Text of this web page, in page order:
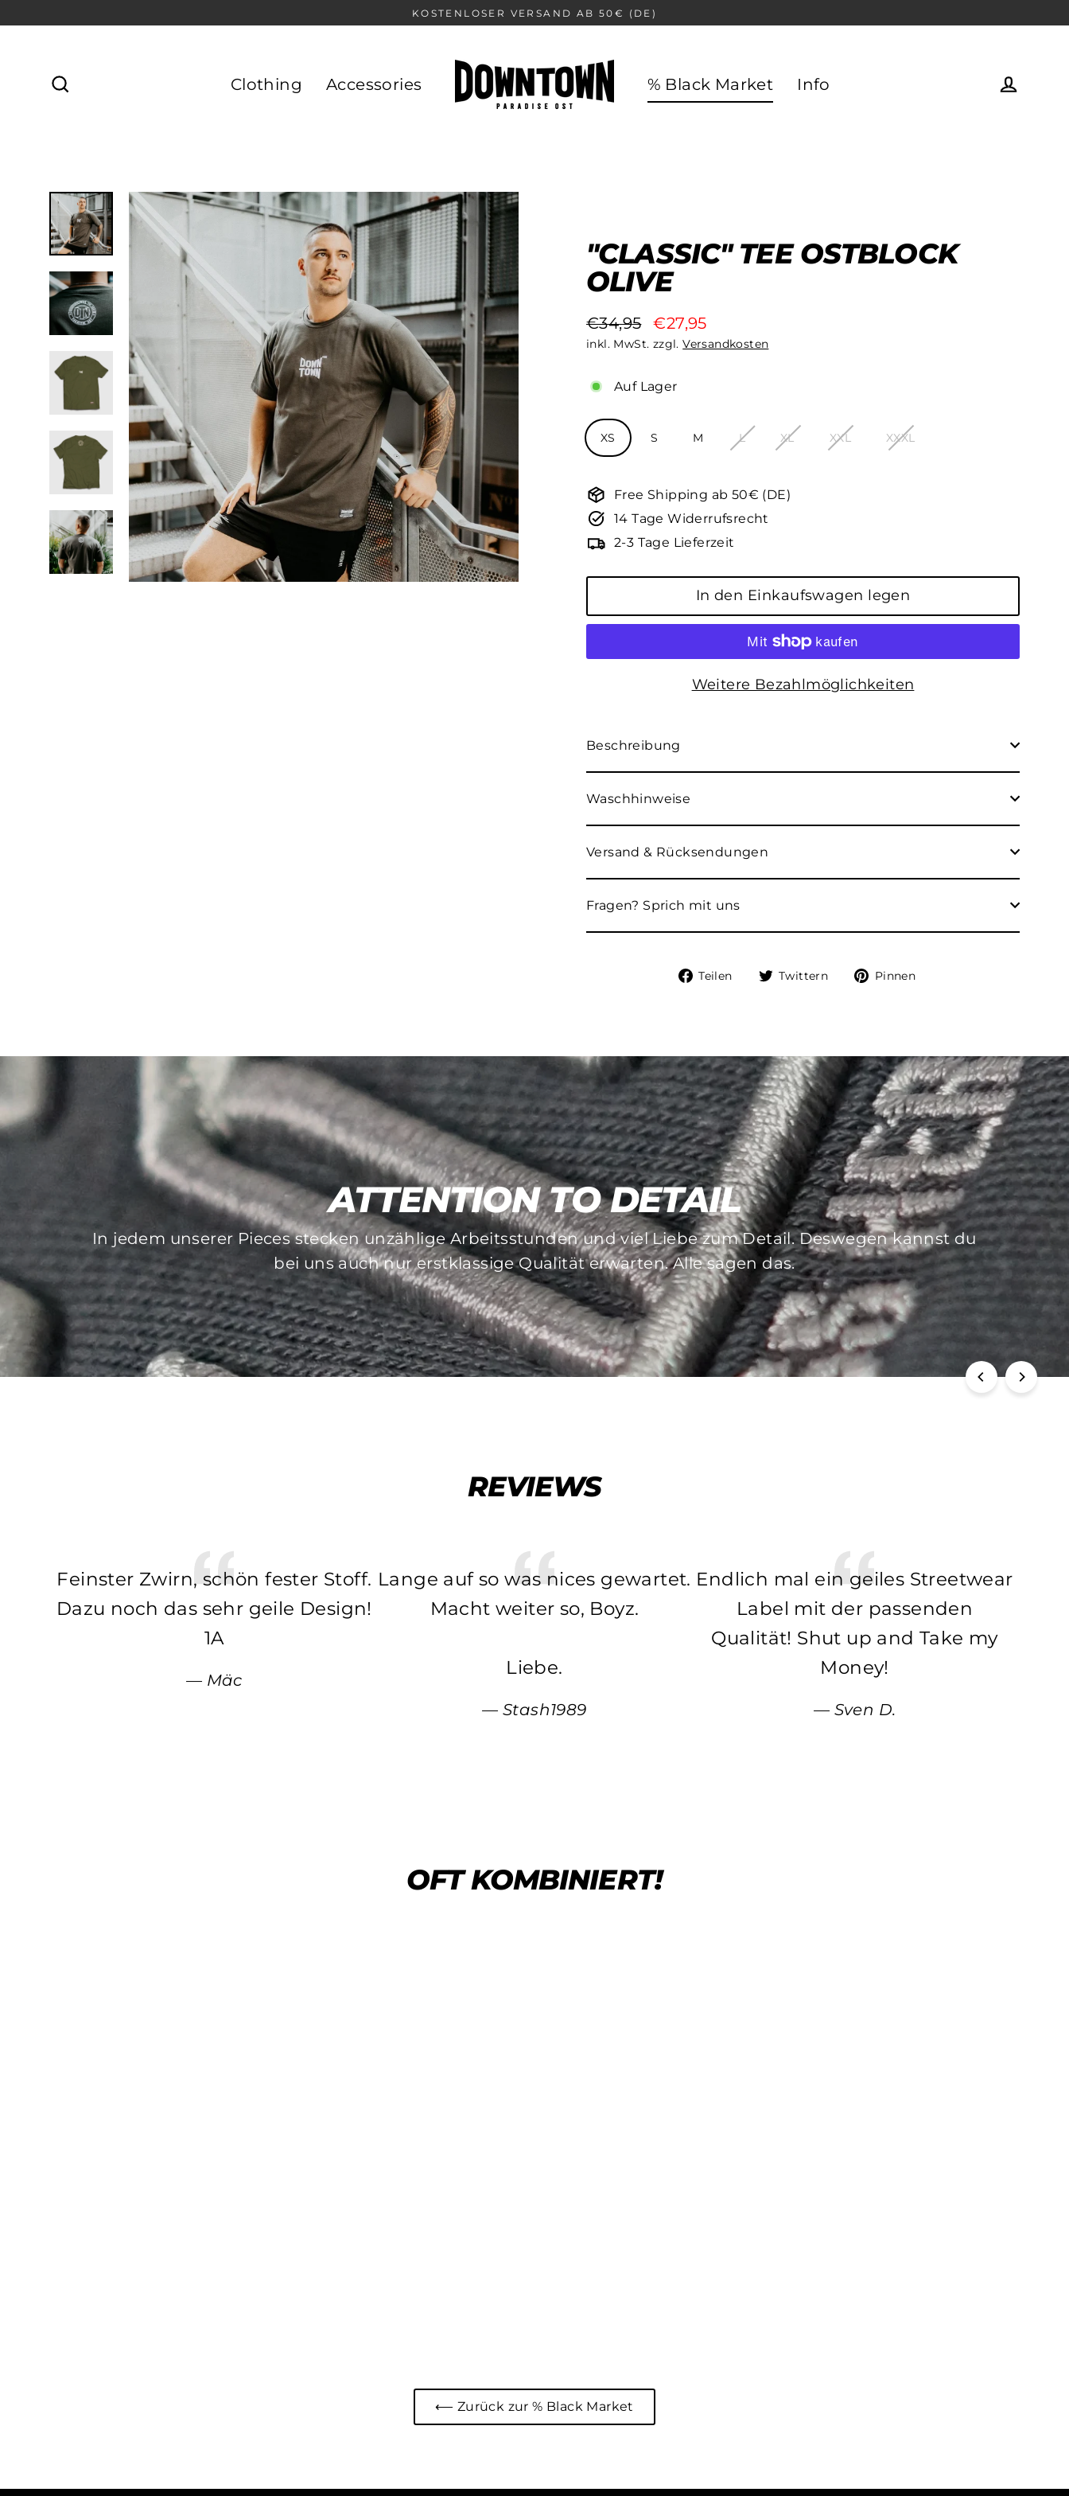
zum
KOSTENLOSER VERSAND AB 50€ (DE)
Clothing Accessories % Black Market
Info
"CLASSIC" TEE OSTBLOCK
OLIVE
Normaler
Preis
€34,95
Sonderpreis
€27,95
inkl. MwSt. zzgl.Versandkosten
Auf Lager
Größe
XS S M L XL XXL XXXL
Free Shipping ab 50€ (DE)
14 Tage Widerrufsrecht
2-3 Tage Lieferzeit
In den Einkaufswagen legen
Weitere Bezahlmöglichkeiten
Beschreibung
Waschhinweise
Versand & Rücksendungen
Fragen? Sprich mit uns
Teilen
Auf
Twittern
Auf
Pinnen
ATTENTION TO DETAIL
In jedem unserer Pieces stecken unzählige Arbeitsstunden und viel Liebe zum Detail. Deswegen kannst du
bei uns auch nur erstklassige Qualität erwarten. Alle sagen das.
MADE TO LAST
Bei der Auswahl unserer Druck- und Stickverfahren achten wir besonders auf die Langlebigkeit dieser. Sich
auflösende Pieces gibt es bei uns nicht!
REVIEWS
Feinster Zwirn, schön fester Stoff.
Dazu noch das sehr geile Design!
1A
Mäc
Lange auf so was nices gewartet.
Macht weiter so, Boyz.
Liebe.
Stash1989
Endlich mal ein geiles Streetwear
Label mit der passenden
Qualität! Shut up and Take my
Money!
Sven D.
OFT KOMBINIERT!
⟵ Zurück zur % Black Market